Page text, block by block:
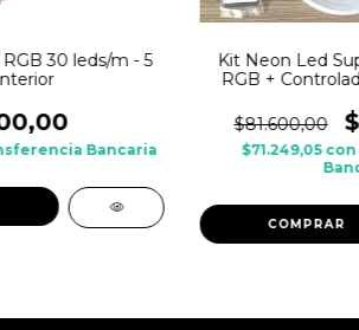
30 leds/m - 5
Bancaria
Kit Neon Led
RGB +
$81.600,00
$71.249,05 con